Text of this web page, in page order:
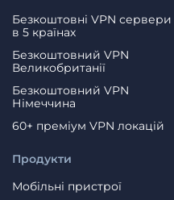
Продукти
Мобільні пристрої
Безкоштовні VPN сервери
в 5 країнах
Безкоштовний VPN
Великобританії
Безкоштовний VPN
Німеччина
60+ преміум VPN локацій